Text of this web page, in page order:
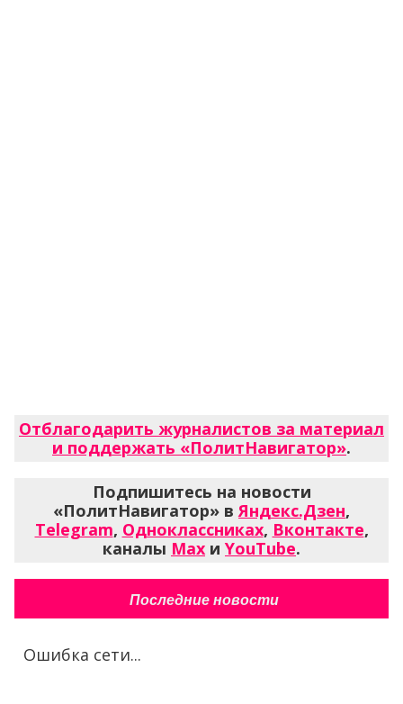
Отблагодарить журналистов за материал
и поддержать «ПолитНавигатор».
Подпишитесь на новости
«ПолитНавигатор» в Яндекс.Дзен,
Telegram, Одноклассниках, Вконтакте,
каналы Max и YouTube.
Последние новости
Ошибка сети...